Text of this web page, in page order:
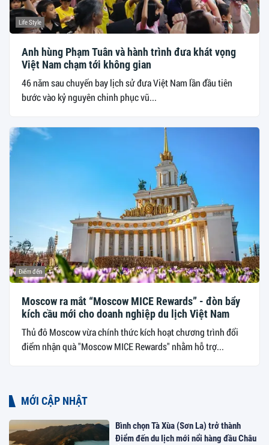
Life Style
Anh hùng Phạm Tuân và hành trình đưa khát vọng
Việt Nam chạm tới không gian
46 năm sau chuyến bay lịch sử đưa Việt Nam lần đầu tiên
bước vào kỷ nguyên chinh phục vũ...
Điểm đến
Moscow ra mắt “Moscow MICE Rewards” - đòn bẩy
kích cầu mới cho doanh nghiệp du lịch Việt Nam
Thủ đô Moscow vừa chính thức kích hoạt chương trình đổi
điểm nhận quà "Moscow MICE Rewards" nhằm hỗ trợ...
MỚI CẬP NHẬT
Bình chọn Tà Xùa (Sơn La) trở thành
Điểm đến du lịch mới nổi hàng đầu Châu